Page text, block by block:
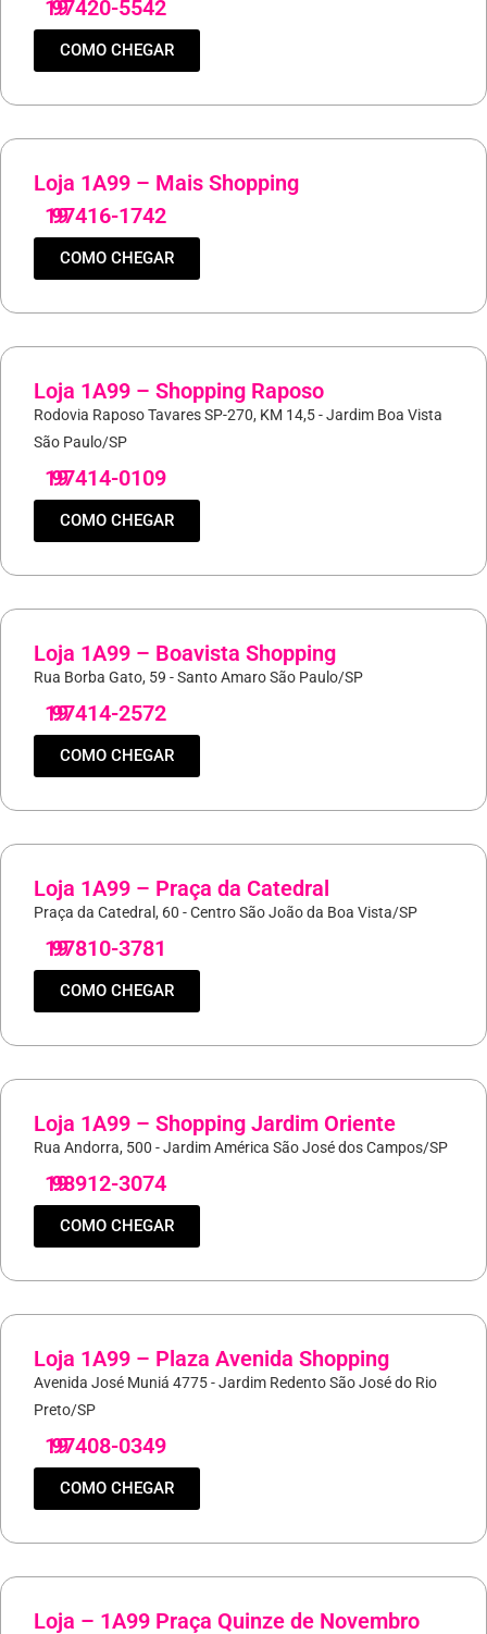
19
97420-5542
COMO CHEGAR
Loja 1A99 – Mais Shopping
19
97416-1742
COMO CHEGAR
Loja 1A99 – Shopping Raposo
Rodovia Raposo Tavares SP-270, KM 14,5 - Jardim Boa Vista
São Paulo/SP
19
97414-0109
COMO CHEGAR
Loja 1A99 – Boavista Shopping
Rua Borba Gato, 59 - Santo Amaro São Paulo/SP
19
97414-2572
COMO CHEGAR
Loja 1A99 – Praça da Catedral
Praça da Catedral, 60 - Centro São João da Boa Vista/SP
19
97810-3781
COMO CHEGAR
Loja 1A99 – Shopping Jardim Oriente
Rua Andorra, 500 - Jardim América São José dos Campos/SP
19
98912-3074
COMO CHEGAR
Loja 1A99 – Plaza Avenida Shopping
Avenida José Muniá 4775 - Jardim Redento São José do Rio
Preto/SP
19
97408-0349
COMO CHEGAR
Loja – 1A99 Praça Quinze de Novembro